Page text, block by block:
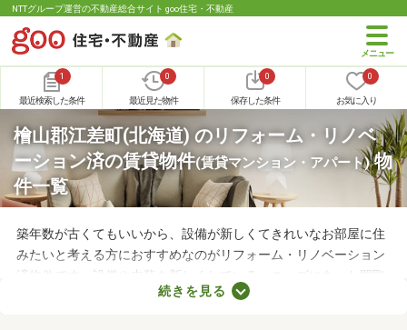
NTTグループ運営の不動産総合サイト goo住宅・不動産
1
最近検索した条件
0
最近見た物件
0
保存した条件
0
お気に入り
檜山郡江差町(北海道) のリフォーム・リノベ
ーション済の賃貸物件(賃貸マンション・アパート)物
件一覧
築年数が古くてもいいから、設備が新しくてきれいなお部屋に住
みたいと考える方におすすめなのがリフォーム・リノベーション
済物件です。設備や内装を新しくしている・ニーズにあった間取
りに変えているなど、住みやすさが格段にアップしていることが
続きを見る